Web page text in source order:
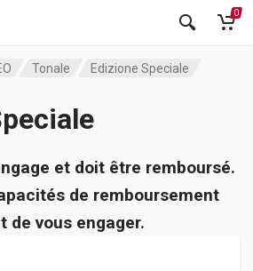
0
Tonale Edizione Speciale
et doit être remboursé.
de remboursement
de vous engager.